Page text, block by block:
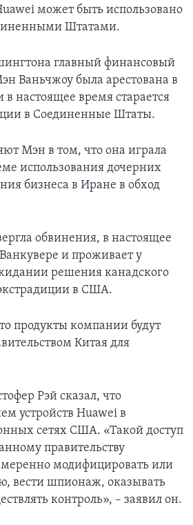
может быть использовано
Штатами.
главный финансовый
Ваньчжоу была арестована в
в настоящее время старается
в Соединенные Штаты.
Мэн в том, что она играла
использования дочерних
бизнеса в Иране в обход
обвинения, в настоящее
и проживает у
решения канадского
в США.
продукты компании будут
Китая для
Рэй сказал, что
устройств Huawei в
сетях США. «Такой доступ
правительству
модифицировать или
вести шпионаж, оказывать
контроль», – заявил он.